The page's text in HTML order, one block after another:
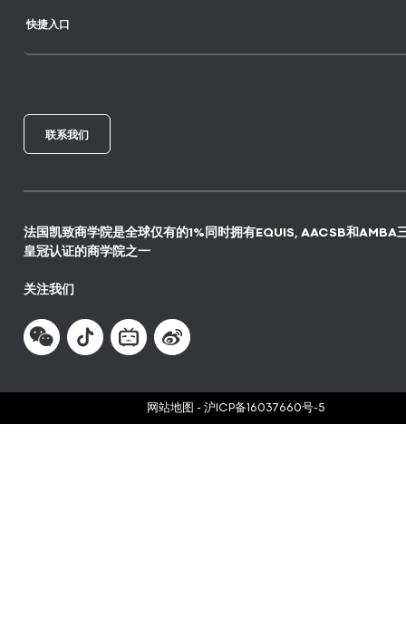
快捷入口
联系我们
法国凯致商学院是全球仅有的1%同时拥有EQUIS, AACSB和AMBA
皇冠认证的商学院之一
关注我们
网站地图 - 沪ICP备16037660号-5